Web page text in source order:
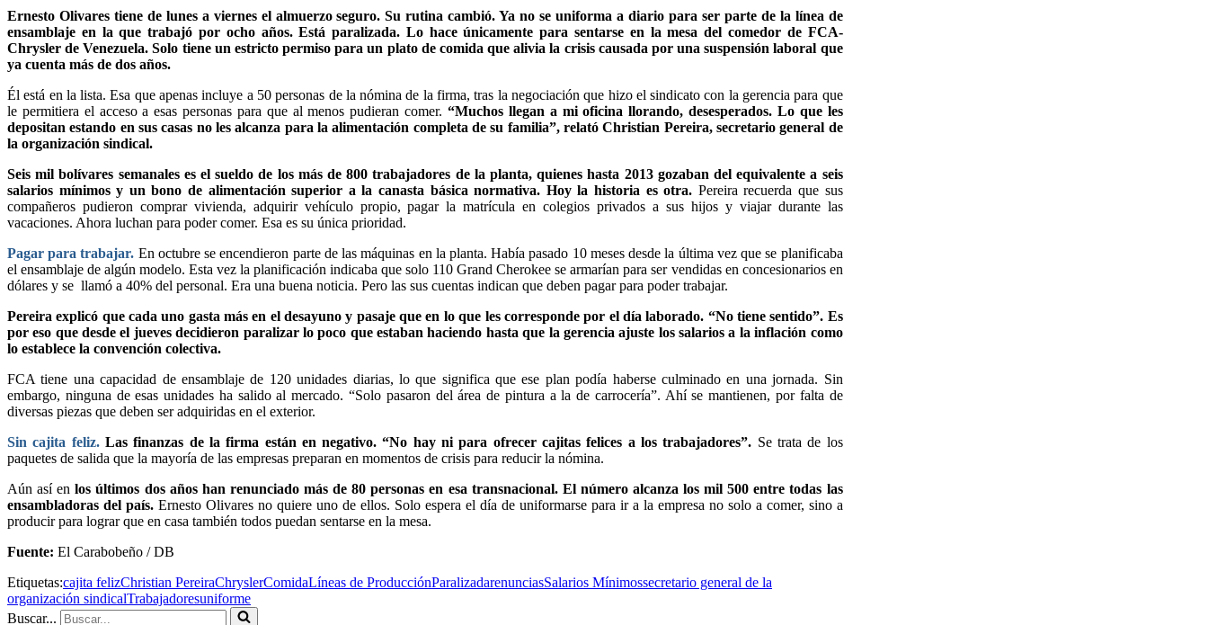
Ernesto Olivares tiene de lunes a viernes el almuerzo seguro. Su rutina cambió. Ya no se uniforma a diario para ser parte de la línea de
ensamblaje en la que trabajó por ocho años. Está paralizada. Lo hace únicamente para sentarse en la mesa del comedor de FCA-
Chrysler de Venezuela. Solo tiene un estricto permiso para un plato de comida que alivia la crisis causada por una suspensión laboral que
ya cuenta más de dos años.
Él está en la lista. Esa que apenas incluye a 50 personas de la nómina de la firma, tras la negociación que hizo el sindicato con la gerencia para que
le permitiera el acceso a esas personas para que al menos pudieran comer. “Muchos llegan a mi oficina llorando, desesperados. Lo que les
depositan estando en sus casas no les alcanza para la alimentación completa de su familia”, relató Christian Pereira, secretario general de
la organización sindical.
Seis mil bolívares semanales es el sueldo de los más de 800 trabajadores de la planta, quienes hasta 2013 gozaban del equivalente a seis
salarios mínimos y un bono de alimentación superior a la canasta básica normativa. Hoy la historia es otra. Pereira recuerda que sus
compañeros pudieron comprar vivienda, adquirir vehículo propio, pagar la matrícula en colegios privados a sus hijos y viajar durante las
vacaciones. Ahora luchan para poder comer. Esa es su única prioridad.
Pagar para trabajar. En octubre se encendieron parte de las máquinas en la planta. Había pasado 10 meses desde la última vez que se planificaba
el ensamblaje de algún modelo. Esta vez la planificación indicaba que solo 110 Grand Cherokee se armarían para ser vendidas en concesionarios en
dólares y se llamó a 40% del personal. Era una buena noticia. Pero las sus cuentas indican que deben pagar para poder trabajar.
Pereira explicó que cada uno gasta más en el desayuno y pasaje que en lo que les corresponde por el día laborado. “No tiene sentido”. Es
por eso que desde el jueves decidieron paralizar lo poco que estaban haciendo hasta que la gerencia ajuste los salarios a la inflación como
lo establece la convención colectiva.
FCA tiene una capacidad de ensamblaje de 120 unidades diarias, lo que significa que ese plan podía haberse culminado en una jornada. Sin
embargo, ninguna de esas unidades ha salido al mercado. “Solo pasaron del área de pintura a la de carrocería”. Ahí se mantienen, por falta de
diversas piezas que deben ser adquiridas en el exterior.
Sin cajita feliz.Las finanzas de la firma están en negativo. “No hay ni para ofrecer cajitas felices a los trabajadores”. Se trata de los
paquetes de salida que la mayoría de las empresas preparan en momentos de crisis para reducir la nómina.
Aún así en los últimos dos años han renunciado más de 80 personas en esa transnacional. El número alcanza los mil 500 entre todas las
ensambladoras del país. Ernesto Olivares no quiere uno de ellos. Solo espera el día de uniformarse para ir a la empresa no solo a comer, sino a
producir para lograr que en casa también todos puedan sentarse en la mesa.
Fuente: El Carabobeño / DB
Etiquetas:cajita felizChristian PereiraChryslerComidaLíneas de ProducciónParalizadarenunciasSalarios Mínimossecretario general de la
organización sindicalTrabajadoresuniforme
Buscar...